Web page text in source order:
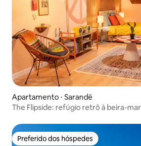
Apartamento ⋅ Sarandë
The Flipside: refúgio retrô à beira-
Preferido dos hóspedes
Preferido dos hóspedes